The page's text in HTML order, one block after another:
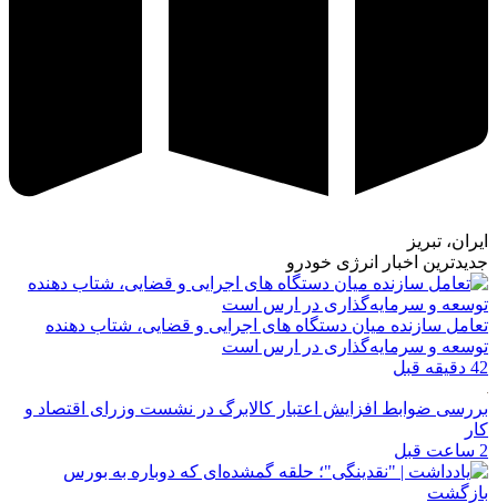
ایران، تبریز
جدیدترین اخبار انرژی خودرو
تعامل سازنده میان دستگاه‌ های اجرایی و قضایی، شتاب‌ دهنده
توسعه و سرمایه‌گذاری در ارس است
42 دقیقه قبل
بررسی ضوابط افزایش اعتبار کالابرگ در نشست وزرای اقتصاد و
کار
2 ساعت قبل